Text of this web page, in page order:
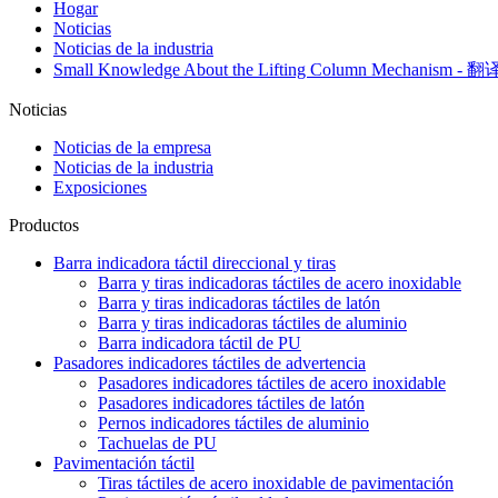
Hogar
Noticias
Noticias de la industria
Small Knowledge About the Lifting Column Mechanism - 翻
Noticias
Noticias de la empresa
Noticias de la industria
Exposiciones
Productos
Barra indicadora táctil direccional y tiras
Barra y tiras indicadoras táctiles de acero inoxidable
Barra y tiras indicadoras táctiles de latón
Barra y tiras indicadoras táctiles de aluminio
Barra indicadora táctil de PU
Pasadores indicadores táctiles de advertencia
Pasadores indicadores táctiles de acero inoxidable
Pasadores indicadores táctiles de latón
Pernos indicadores táctiles de aluminio
Tachuelas de PU
Pavimentación táctil
Tiras táctiles de acero inoxidable de pavimentación